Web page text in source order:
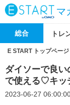
マ
総合 トレ
E START トップページ
ダイソーで良
で使える♡キッ
2023-06-27